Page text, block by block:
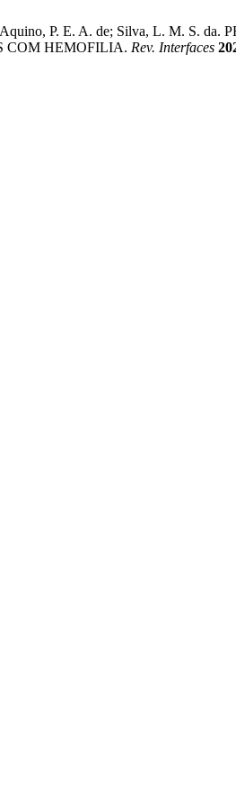
P. E. A. de; Silva, L. M. S.
COM HEMOFILIA. Rev. Interfaces